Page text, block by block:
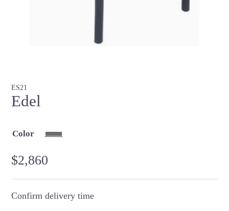
ES21
Edel
Color
$2,860
Confirm delivery time